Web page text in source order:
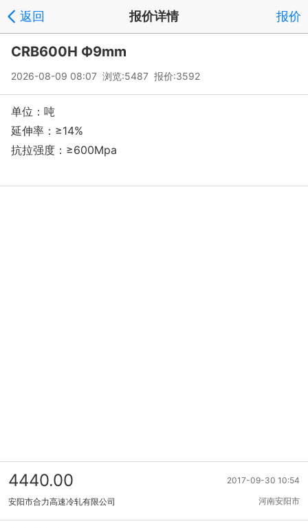
返回 报价详情 报价
CRB600H Ф9mm
2026-08-09 08:07 浏览:5487 报价:3592
单位：吨
延伸率：≥14%
抗拉强度：≥600Mpa
2017-09-30 10:54
4440.00
河南安阳市
安阳市合力高速冷轧有限公司